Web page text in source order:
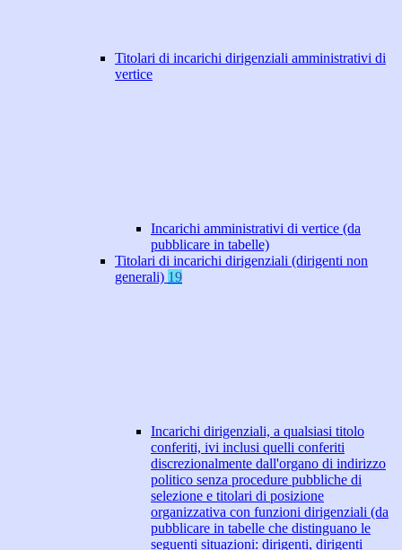
Titolari di incarichi dirigenziali amministrativi di
vertice
Incarichi amministrativi di vertice (da
pubblicare in tabelle)
Titolari di incarichi dirigenziali (dirigenti non
generali) 19
Incarichi dirigenziali, a qualsiasi titolo
conferiti, ivi inclusi quelli conferiti
discrezionalmente dall'organo di indirizzo
politico senza procedure pubbliche di
selezione e titolari di posizione
organizzativa con funzioni dirigenziali (da
pubblicare in tabelle che distinguano le
seguenti situazioni: dirigenti, dirigenti